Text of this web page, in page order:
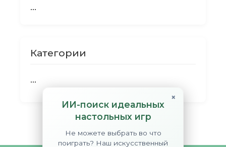
×
ИИ-поиск идеальных
настольных игр
Не можете выбрать во что
поиграть? Наш искусственный
...
Категории
...